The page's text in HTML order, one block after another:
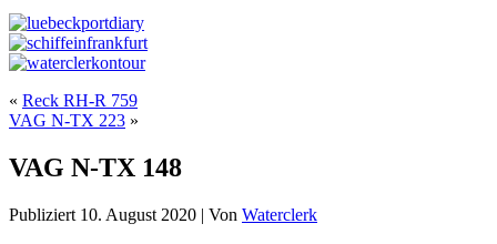
« Reck RH-R 759
VAG N-TX 223 »
VAG N-TX 148
Publiziert 10. August 2020 | Von Waterclerk